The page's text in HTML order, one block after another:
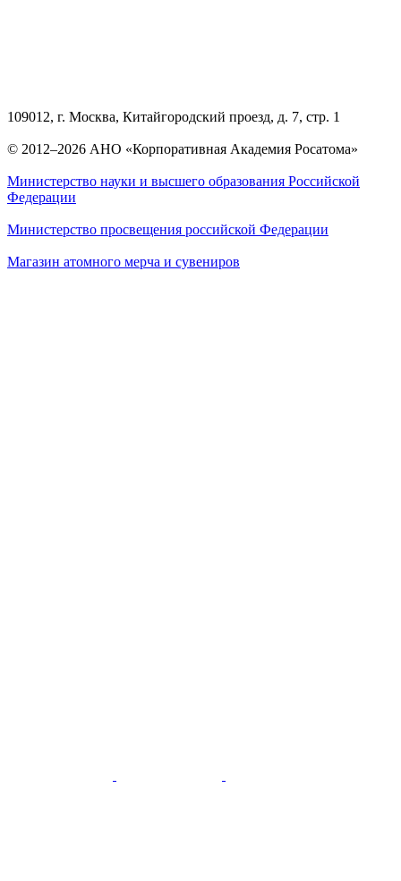
109012, г. Москва, Китайгородский проезд, д. 7, стр. 1
© 2012–2026 АНО «Корпоративная Академия Росатома»
Министерство науки и высшего образования Российской
Федерации
Министерство просвещения российской Федерации
Магазин атомного мерча и сувениров